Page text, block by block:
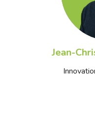
Jean-